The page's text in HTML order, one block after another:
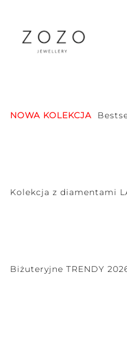
NOWA KOLEKCJA
Kolekcja z diamentami
Biżuteryjne TRENDY